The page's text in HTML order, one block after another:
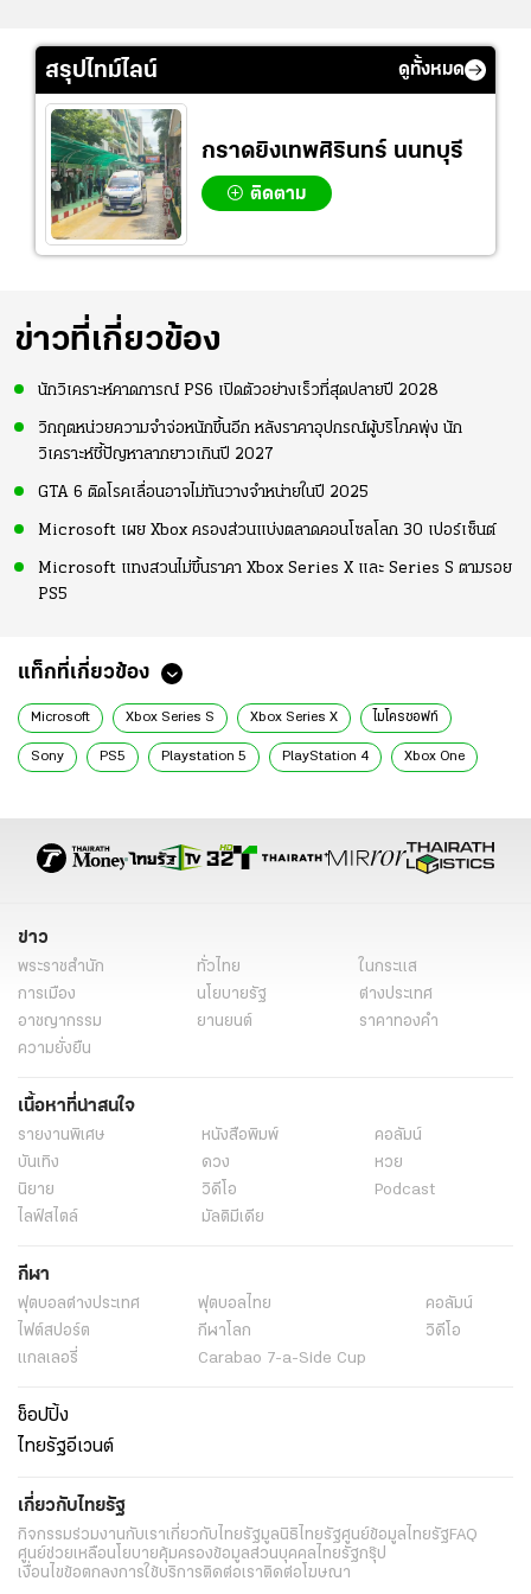
สรุปไทม์ไลน์ ดูทั้งหมด
กราดยิงเทพศิรินทร์ นนทบุรี
ติดตาม
ข่าวที่เกี่ยวข้อง
นักวิเคราะห์คาดการณ์ PS6 เปิดตัวอย่างเร็วที่สุดปลายปี 2028
วิกฤตหน่วยความจำจ่อหนักขึ้นอีก หลังราคาอุปกรณ์ผู้บริโภคพุ่ง นัก
วิเคราะห์ชี้ปัญหาลากยาวเกินปี 2027
GTA 6 ติดโรคเลื่อนอาจไม่ทันวางจำหน่ายในปี 2025
Microsoft เผย Xbox ครองส่วนแบ่งตลาดคอนโซลโลก 30 เปอร์เซ็นต์
Microsoft แทงสวนไม่ขึ้นราคา Xbox Series X และ Series S ตามรอย
PS5
แท็กที่เกี่ยวข้อง
Microsoft Xbox Series S Xbox Series X ไมโครซอฟท์
Sony PS5 Playstation 5 PlayStation 4 Xbox One
ข่าว
พระราชสำนัก ทั่วไทย
ในกระแส
การเมือง
นโยบายรัฐ
ต่างประเทศ
อาชญากรรม
ยานยนต์
ราคาทองคำ
ความยั่งยืน
เนื้อหาที่น่าสนใจ
รายงานพิเศษ หนังสือพิมพ์
คอลัมน์
บันเทิง
ดวง
หวย
นิยาย
วิดีโอ
Podcast
ไลฟ์สไตล์
มัลติมีเดีย
กีฬา
ฟุตบอลต่่างประเทศ ฟุตบอลไทย
คอลัมน์
ไฟต์สปอร์ต
กีฬาโลก
วิดีโอ
แกลเลอรี่
Carabao 7-a-Side Cup
ช็อปปิ้ง
ไทยรัฐอีเวนต์
เกี่ยวกับไทยรัฐ
กิจกรรมร่วมงานกับเราเกี่ยวกับไทยรัฐมูลนิธิไทยรัฐศูนย์ข้อมูลไทยรัฐFAQ
ศูนย์ช่วยเหลือนโยบายคุ้มครองข้อมูลส่วนบุคคลไทยรัฐกรุ๊ป
เงื่อนไขข้อตกลงการใช้บริการติดต่อเราติดต่อโฆษณา